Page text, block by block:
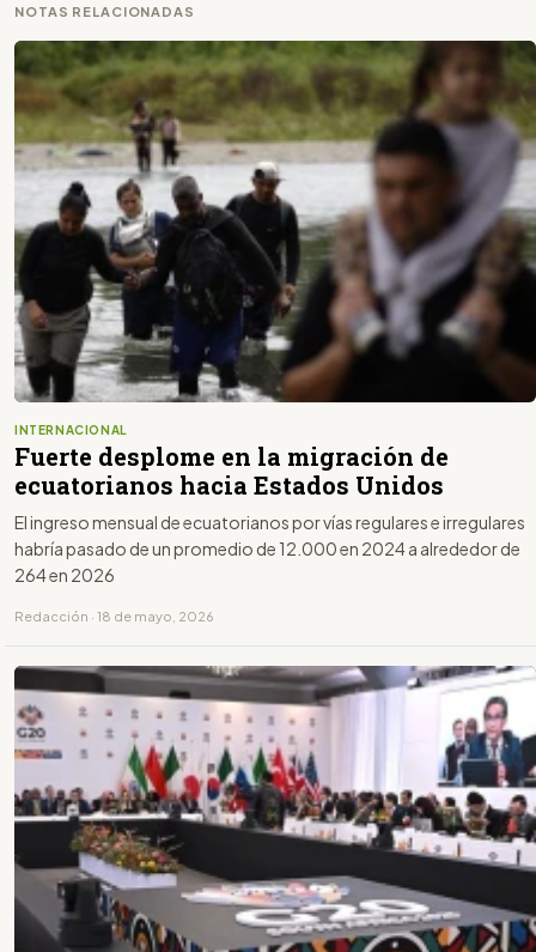
NOTAS RELACIONADAS
INTERNACIONAL
Fuerte desplome en la migración de
ecuatorianos hacia Estados Unidos
El ingreso mensual de ecuatorianos por vías regulares e irregulares
habría pasado de un promedio de 12.000 en 2024 a alrededor de
264 en 2026
Redacción · 18 de mayo, 2026